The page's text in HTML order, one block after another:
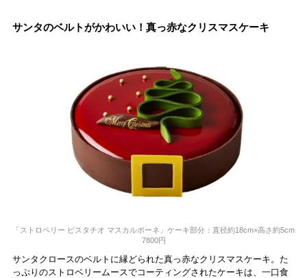
JIMOTO
PROGRAM」が青
ツトレンドVol.105】 るカフェ、優雅なホテ
サンタのベルトがかわいい！真っ赤なクリスマスケーキ
「ストロベリー ピスタチオ マスカルポーネ」ケーキ部分：直径約18cm×高さ約5cm
7800円
サンタクロースのベルトに縁どられた真っ赤なクリスマスケーキ。た
っぷりのストロベリームースでコーティングされたケーキは、一口食